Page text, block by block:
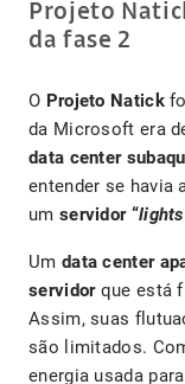
Projeto
da fase 2
O Projeto Natick
da Microsoft era
data center
entender se havia
um servidor “
Um data center
servidorque está
Assim, suas
são limitados.
energia usada